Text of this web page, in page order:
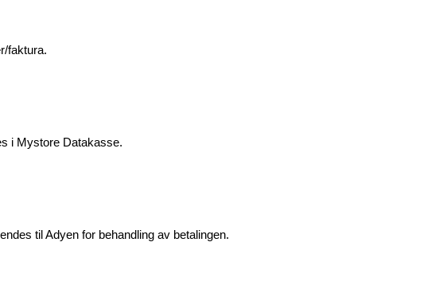
faktura.
i Mystore Datakasse.
til Adyen for behandling av betalingen.